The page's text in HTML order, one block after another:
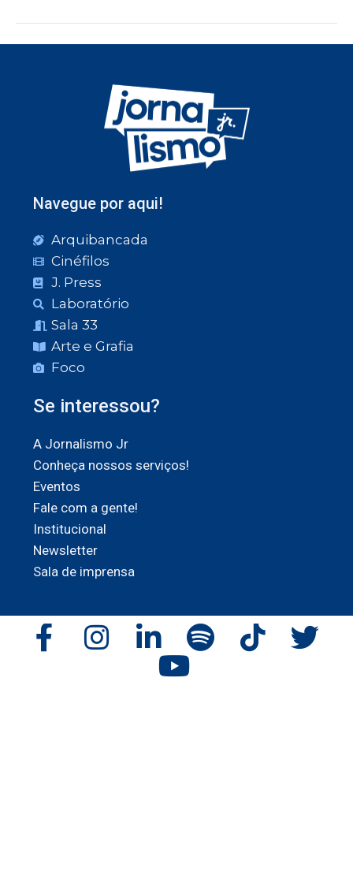
Navegue por aqui!
Arquibancada
Cinéfilos
J. Press
Laboratório
Sala 33
Arte e Grafia
Foco
Se interessou?
A Jornalismo Jr
Conheça nossos serviços!
Eventos
Fale com a gente!
Institucional
Newsletter
Sala de imprensa